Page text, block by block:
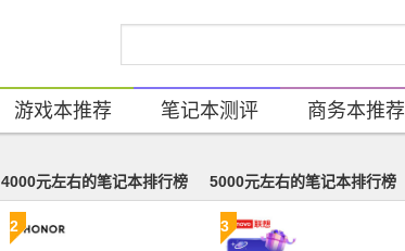
游戏本推荐 笔记本测评 商务本推荐
4000元左右的笔记本排行榜 5000元左右的笔记本排行榜
2 3